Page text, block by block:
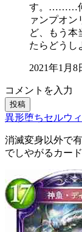
す。………何
ァンプオン
ど、もう
たらどうし
2021年1月8
コメントを入力
投稿
異形堕ちセルウ
消滅変身以外で
でしやがるカー